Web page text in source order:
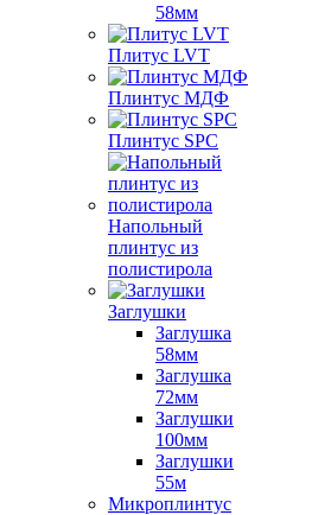
58мм
Плитус LVT
Плинтус МДФ
Плинтус SPC
Напольный
плинтус из
полистирола
Заглушки
Заглушка
58мм
Заглушка
72мм
Заглушки
100мм
Заглушки
55м
Микроплинтус